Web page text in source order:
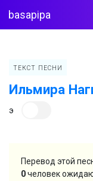
basapipa
ТЕКСТ ПЕСНИ
Ильмира
э
Перевод этой
0человек